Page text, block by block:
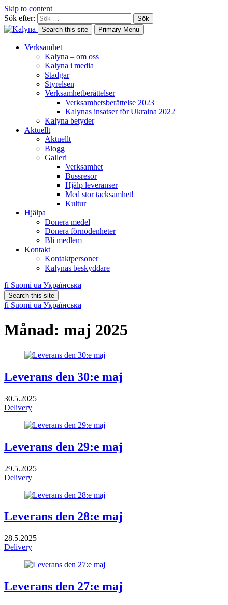
Skip to content
Sök efter:
Search this site Primary Menu
Verksamhet
Kalyna – om oss
Kalyna i media
Stadgar
Styrelsen
Verksamhetberättelser
Verksamhetsberättelse 2023
Kalynas insatser för Ukraina 2022
Kalyna betyder
Aktuellt
Aktuellt
Blogg
Galleri
Verksamhet
Bussresor
Hjälp leveranser
Med stor tacksamhet!
Kultur
Hjälpa
Donera medel
Donera förnödenheter
Bli medlem
Kontakt
Kontaktpersoner
Kalynas beskyddare
fi Suomi ua Українська
Search this site
fi Suomi ua Українська
Månad: maj 2025
Leverans den 30:e maj
30.5.2025
Delivery
Leverans den 29:e maj
29.5.2025
Delivery
Leverans den 28:e maj
28.5.2025
Delivery
Leverans den 27:e maj